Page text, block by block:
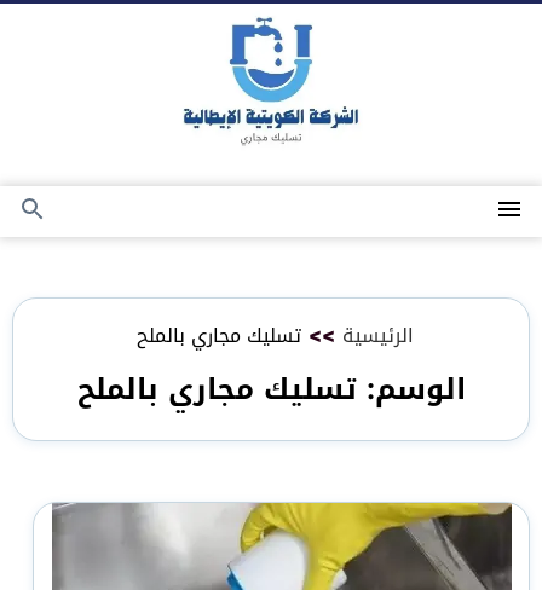
القائمة
بحث
الرئيسية >> تسليك مجاري بالملح
الوسم:تسليك مجاري بالملح